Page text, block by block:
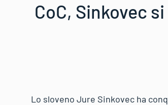
CoC, Sinkovec
Lo sloveno Jure Sinkovec ha